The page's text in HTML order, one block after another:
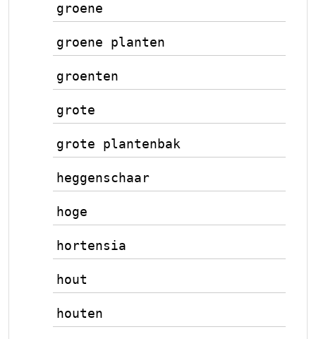
groene
groene planten
groenten
grote
grote plantenbak
heggenschaar
hoge
hortensia
hout
houten